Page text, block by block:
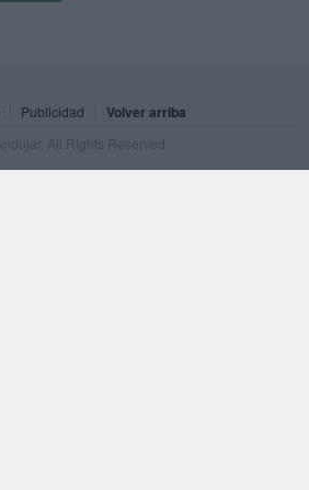
Publicidad Volver arriba